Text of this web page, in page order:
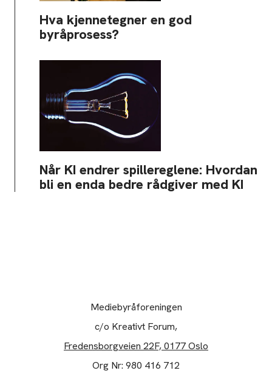
Hva kjennetegner en god
byråprosess?
Når KI endrer spillereglene: Hvordan
bli en enda bedre rådgiver med KI
Mediebyråforeningen
c/o Kreativt Forum,
Fredensborgveien 22F, 0177 Oslo
Org Nr: 980 416 712